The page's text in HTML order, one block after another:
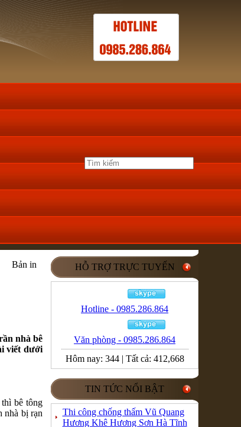
Bản in
nhà bê
viết dưới
bê tông
nhà bị rạn
HỖ TRỢ TRỰC TUYẾN
Hotline - 0985.286.864
Văn phòng - 0985.286.864
Hôm nay: 344| Tất cả: 412,668
TIN TỨC NỔI BẬT
Thi công chống thấm Vũ Quang
Hương Khê Hương Sơn Hà Tĩnh